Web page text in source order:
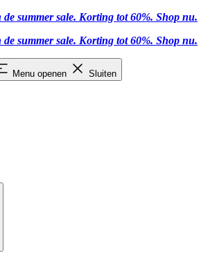
summer sale. Korting tot 60%. Shop nu.
summer sale. Korting tot 60%. Shop nu.
Menu openen Sluiten